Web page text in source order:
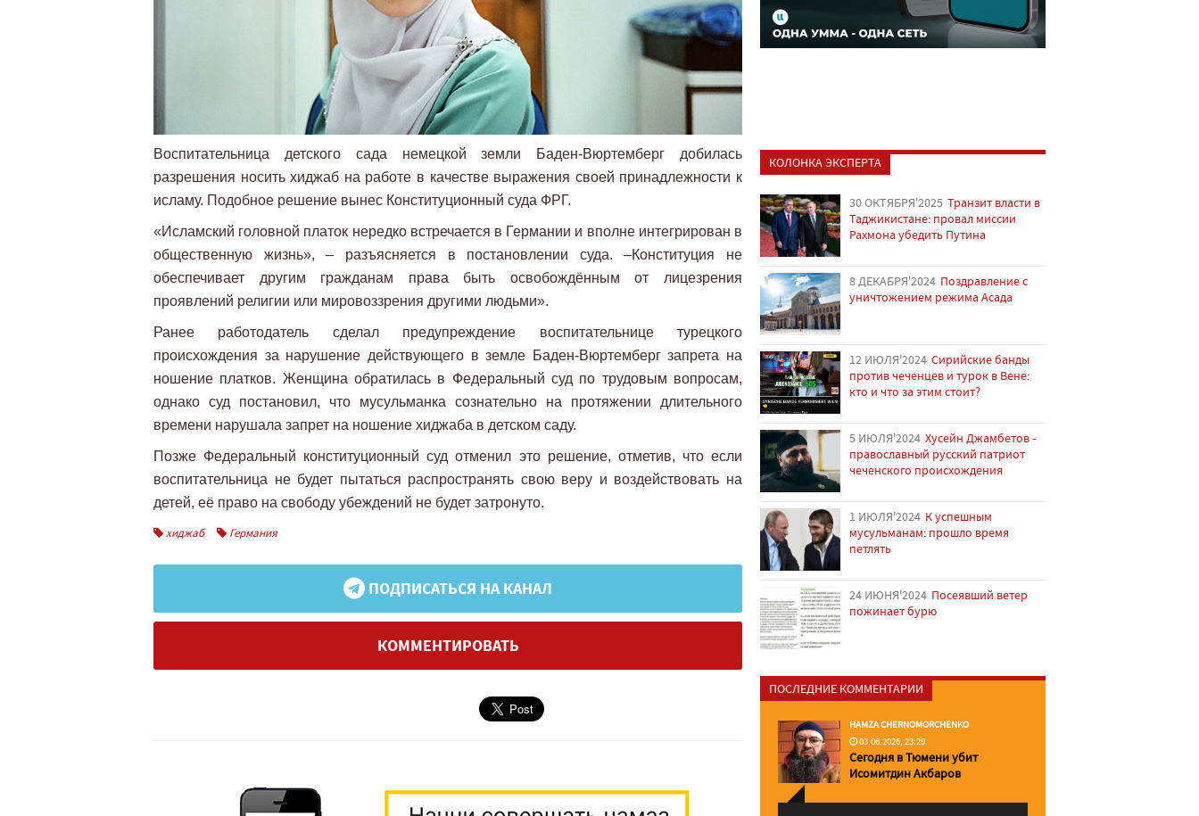
Воспитательница детского сада немецкой земли Баден-Вюртемберг добилась
разрешения носить хиджаб на работе в качестве выражения своей принадлежности к
исламу. Подобное решение вынес Конституционный суда ФРГ.
«Исламский головной платок нередко встречается в Германии и вполне интегрирован в
общественную жизнь», – разъясняется в постановлении суда. –Конституция не
обеспечивает другим гражданам права быть освобождённым от лицезрения
проявлений религии или мировоззрения другими людьми».
Ранее работодатель сделал предупреждение воспитательнице турецкого
происхождения за нарушение действующего в земле Баден-Вюртемберг запрета на
ношение платков. Женщина обратилась в Федеральный суд по трудовым вопросам,
однако суд постановил, что мусульманка сознательно на протяжении длительного
времени нарушала запрет на ношение хиджаба в детском саду.
Позже Федеральный конституционный суд отменил это решение, отметив, что если
воспитательница не будет пытаться распространять свою веру и воздействовать на
детей, её право на свободу убеждений не будет затронуто.
хиджаб
Германия
ПОДПИСАТЬСЯ НА КАНАЛ
КОММЕНТИРОВАТЬ
КОЛОНКА ЭКСПЕРТА
30 ОКТЯБРЯ'2025 Транзит власти в
Таджикистане: провал миссии
Рахмона убедить Путина
8 ДЕКАБРЯ'2024 Поздравление с
уничтожением режима Асада
12 ИЮЛЯ'2024 Сирийские банды
против чеченцев и турок в Вене:
кто и что за этим стоит?
5 ИЮЛЯ'2024 Хусейн Джамбетов -
православный русский патриот
чеченского происхождения
1 ИЮЛЯ'2024 К успешным
мусульманам: прошло время
петлять
24 ИЮНЯ'2024 Посеявший ветер
пожинает бурю
ПОСЛЕДНИЕ КОММЕНТАРИИ
HAMZA CHERNOMORCHENKO
03.06.2026, 23:29
Сегодня в Тюмени убит
Исомитдин Акбаров